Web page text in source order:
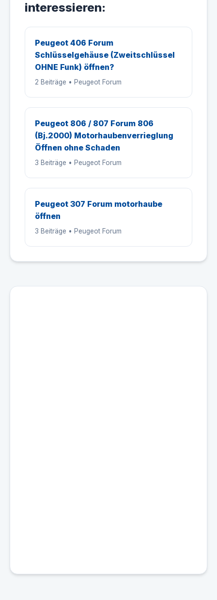
interessieren:
Peugeot 406 Forum
Schlüsselgehäuse (Zweitschlüssel
OHNE Funk) öffnen?
2 Beiträge • Peugeot Forum
Peugeot 806 / 807 Forum 806
(Bj.2000) Motorhaubenverrieglung
Öffnen ohne Schaden
3 Beiträge • Peugeot Forum
Peugeot 307 Forum motorhaube
öffnen
3 Beiträge • Peugeot Forum